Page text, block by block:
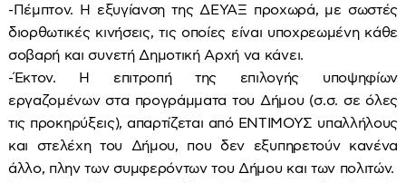
-Πέμπτον. Η εξυγίανση της ΔΕΥΑΞ προχωρά, με σωστές
διορθωτικές κινήσεις, τις οποίες είναι υποχρεωμένη κάθε
σοβαρή και συνετή Δημοτική Αρχή να κάνει.
-Έκτον. Η επιτροπή της επιλογής υποψηφίων
εργαζομένων στα προγράμματα του Δήμου (σ.σ. σε όλες
τις προκηρύξεις), απαρτίζεται από ΕΝΤΙΜΟΥΣ υπαλλήλους
και στελέχη του Δήμου, που δεν εξυπηρετούν κανένα
άλλο, πλην των συμφερόντων του Δήμου και των πολιτών.